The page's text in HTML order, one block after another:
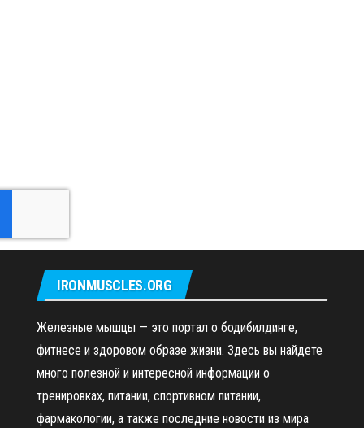
IRONMUSCLES.ORG
Железные мышцы — это портал о бодибилдинге,
фитнесе и здоровом образе жизни. Здесь вы найдете
много полезной и интересной информации о
тренировках, питании, спортивном питании,
фармакологии, а также последние новости из мира